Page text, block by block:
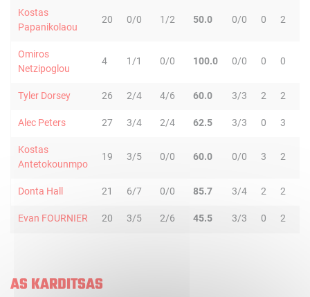
Kostas
Papanikolaou
20 0/0 1/2 50.0 0/0 0 2
Omiros
Netzipoglou
4 1/1 0/0 100.0 0/0 0 0
Tyler Dorsey 26 2/4 4/6 60.0 3/3 2 2
Alec Peters 27 3/4 2/4 62.5 3/3 0 3
Kostas
Antetokounmpo
19 3/5 0/0 60.0 0/0 3 2
Donta Hall 21 6/7 0/0 85.7 3/4 2 2
Evan FOURNIER 20 3/5 2/6 45.5 3/3 0 2
AS KARDITSAS